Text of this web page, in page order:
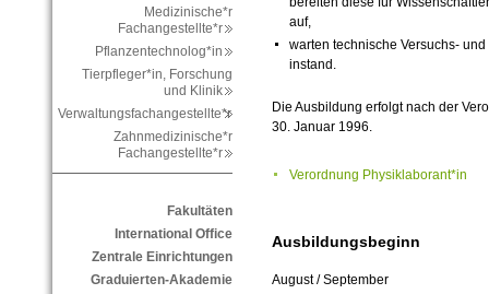
Medizinische*r
Fachangestellte*r
Pflanzentechnolog*in
Tierpfleger*in, Forschung
und Klinik
Verwaltungsfachangestellte*r
Zahnmedizinische*r
Fachangestellte*r
Fakultäten
International Office
Zentrale Einrichtungen
Graduierten-Akademie
auf,
warten technische Versuchs-
instand.
Die Ausbildung erfolgt nach der
30. Januar 1996.
Verordnung Physiklaborant*in
Ausbildungsbeginn
August / September